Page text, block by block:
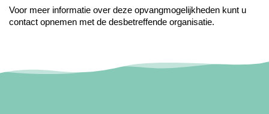
Voor meer informatie over deze opvangmogelijkheden kunt u
contact opnemen met de desbetreffende organisatie.